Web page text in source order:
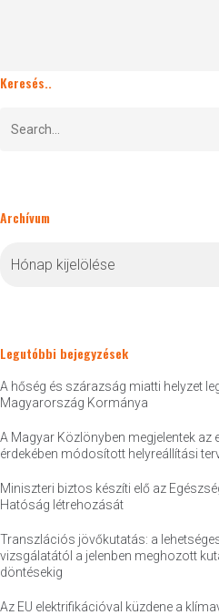
Keresés..
Archívum
Legutóbbi bejegyzések
A hőség és szárazság miatti helyzet
Magyarország Kormánya
A Magyar Közlönyben megjelentek
érdekében módosított helyreállítási
Miniszteri biztos készíti elő az
Hatóság létrehozását
Transzlációs jövőkutatás: a
vizsgálatától a jelenben meghozott
döntésekig
Az EU elektrifikációval küzdene a